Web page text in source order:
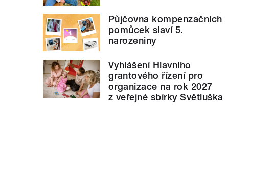
Půjčovna kompenzačních
pomůcek slaví 5.
narozeniny
Vyhlášení Hlavního
grantového řízení pro
organizace na rok 2027
z veřejné sbírky Světluška